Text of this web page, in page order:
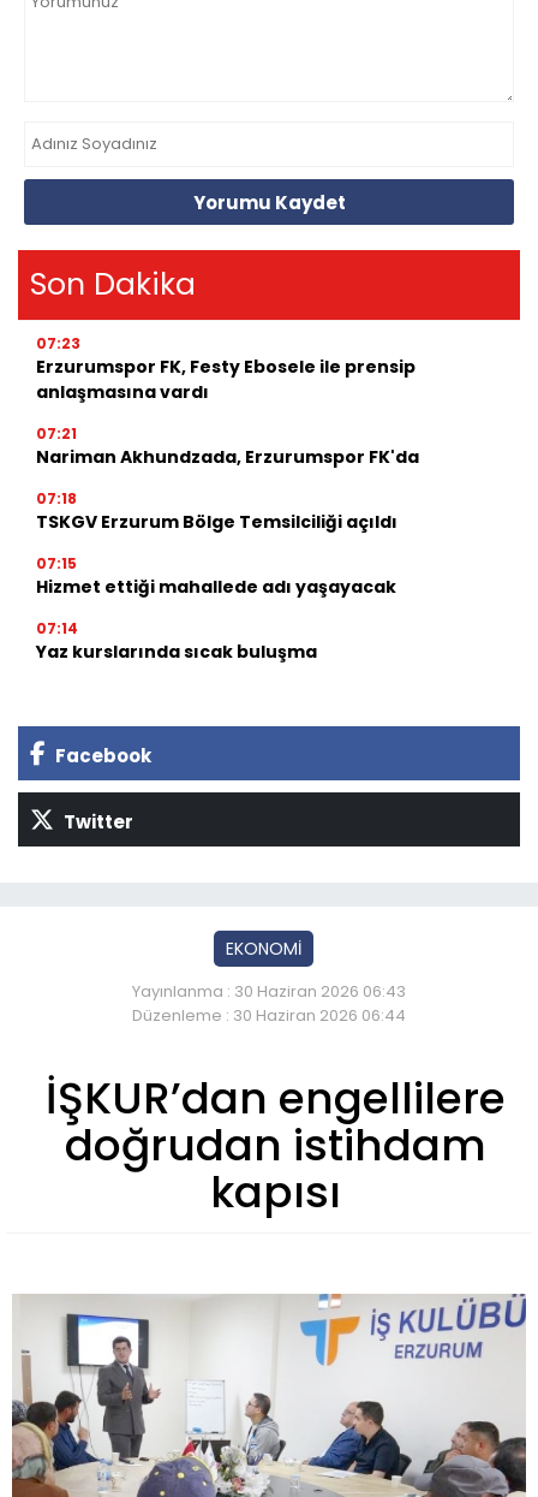
Yorumu Kaydet
Son Dakika
07:23
Erzurumspor FK, Festy Ebosele ile prensip
anlaşmasına vardı
07:21
Nariman Akhundzada, Erzurumspor FK'da
07:18
TSKGV Erzurum Bölge Temsilciliği açıldı
07:15
Hizmet ettiği mahallede adı yaşayacak
07:14
Yaz kurslarında sıcak buluşma
Facebook
Twitter
EKONOMİ
Yayınlanma : 30 Haziran 2026 06:43
Düzenleme : 30 Haziran 2026 06:44
İŞKUR’dan engellilere
doğrudan istihdam
kapısı